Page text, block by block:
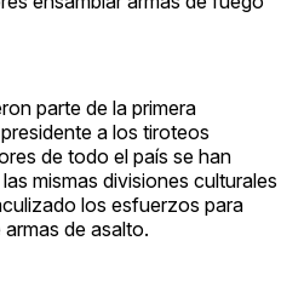
parte de la primera
a los tiroteos
de todo el país se han
mismas divisiones culturales
los esfuerzos para
de asalto.